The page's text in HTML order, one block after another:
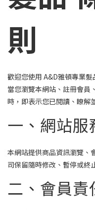
則
歡迎您使用 A&D雅頓專業
當您瀏覽本網站、註冊會員
時，即表示您已閱讀、瞭解
一、網站服
本網站提供商品資訊瀏覽、
司保留隨時修改、暫停或終
二、會員責